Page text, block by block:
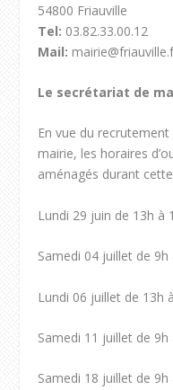
54800 Friauville
Tel: 03.82.33.00.12
Mail:
Le secrétariat de
En vue du
mairie, les horaires
aménagés durant
Lundi 29 juin de 13h à
Samedi 04 juillet de 9h
Lundi 06 juillet de 13h
Samedi 11 juillet de 9h
Samedi 18 juillet de 9h